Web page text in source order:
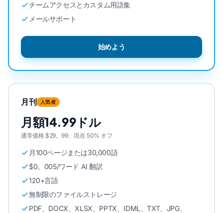
チームアクセスとカスタム用語集
メールサポート
始めよう
月刊 人気者
月額14.99ドル
通常価格 $29。99、現在 50% オフ
月100ページまたは30,000語
$0。005/ワード AI 翻訳
120+言語
無制限のファイルストレージ
PDF、DOCX、XLSX、PPTX、IDML、TXT、JPG、